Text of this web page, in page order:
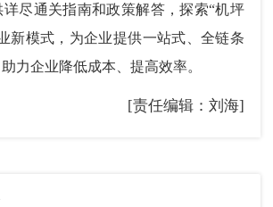
尽通关指南和政策解答，探索“机坪
新模式，为企业提供一站式、全链条
力企业降低成本、提高效率。
[责任编辑：刘海]